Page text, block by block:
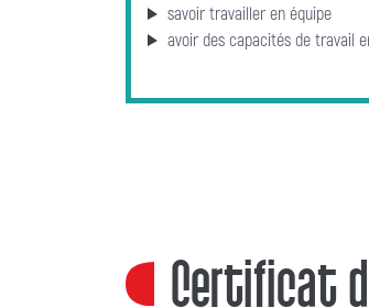
savoir travailler en équipe
avoir des capacités de travail
Certificat